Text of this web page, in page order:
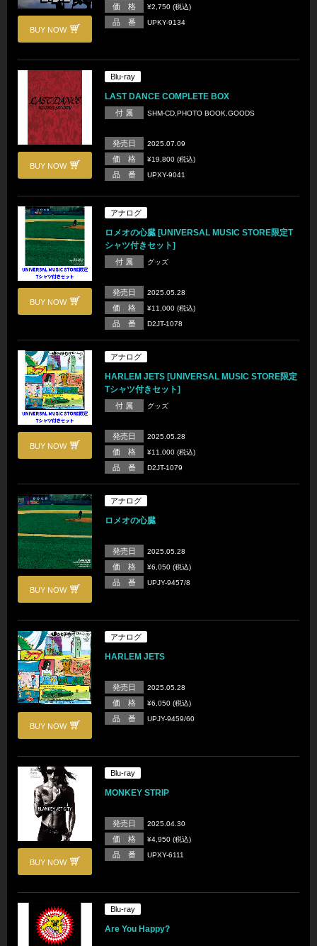
BUY NOW
価 格 ¥2,750 (税込)
品 番 UPKY-9134
BUY NOW
Blu-ray
LAST DANCE COMPLETE BOX
付 属 SHM-CD,PHOTO BOOK,GOODS
発売日 2025.07.09
価 格 ¥19,800 (税込)
品 番 UPXY-9041
BUY NOW
アナログ
ロメオの心臓 [UNIVERSAL MUSIC STORE限定T
シャツ付きセット]
付 属 グッズ
発売日 2025.05.28
価 格 ¥11,000 (税込)
品 番 D2JT-1078
BUY NOW
アナログ
HARLEM JETS [UNIVERSAL MUSIC STORE限定
Tシャツ付きセット]
付 属 グッズ
発売日 2025.05.28
価 格 ¥11,000 (税込)
品 番 D2JT-1079
BUY NOW
アナログ
ロメオの心臓
発売日 2025.05.28
価 格 ¥6,050 (税込)
品 番 UPJY-9457/8
BUY NOW
アナログ
HARLEM JETS
発売日 2025.05.28
価 格 ¥6,050 (税込)
品 番 UPJY-9459/60
BUY NOW
Blu-ray
MONKEY STRIP
発売日 2025.04.30
価 格 ¥4,950 (税込)
品 番 UPXY-6111
Blu-ray
Are You Happy?